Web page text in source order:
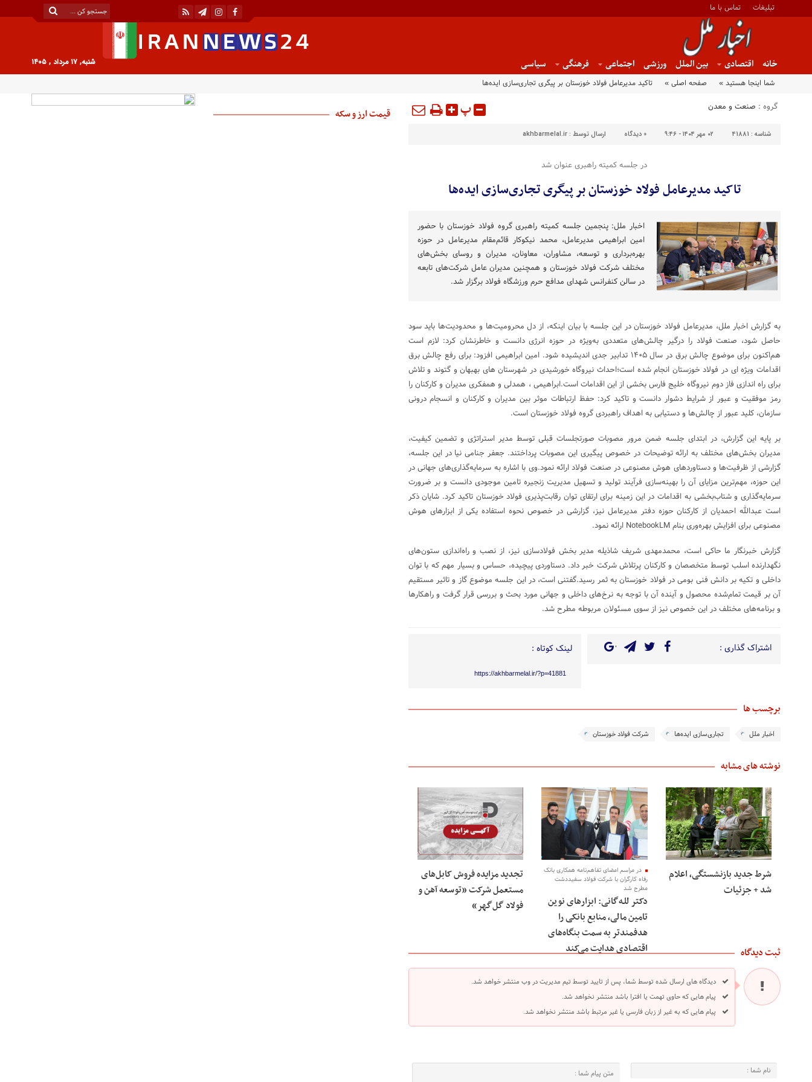
تبلیغات تماس با ما
خانه اقتصادی بین الملل ورزشی اجتماعی فرهنگی سیاسی شنبه, ۱۷ مرداد , ۱۴۰۵
شما اینجا هستید » صفحه اصلی » تاکید مدیرعامل فولاد خوزستان بر پیگری تجاری‌سازی ایده‌ها
گروه : صنعت و معدن پ
شناسه : 41881 ۰۲ مهر ۱۴۰۴ - ۹:۴۶ 0 دیدگاه ارسال توسط : akhbarmelal.ir
در جلسه کمیته راهبری عنوان شد
تاکید مدیرعامل فولاد خوزستان بر پیگری تجاری‌سازی ایده‌ها
اخبار ملل: پنجمین جلسه کمیته راهبری گروه فولاد خوزستان با حضور
امین ابراهیمی مدیرعامل، محمد نیکوکار قائم‌مقام مدیرعامل در حوزه
بهره‌برداری و توسعه، مشاوران، معاونان، مدیران و روسای بخش‌های
مختلف شرکت فولاد خوزستان و همچنین مدیران عامل شرکت‌های تابعه
در سالن کنفرانس شهدای مدافع حرم ورزشگاه فولاد برگزار شد.
به گزارش اخبار ملل، مدیرعامل فولاد خوزستان در این جلسه با بیان اینکه، از دل محرومیت‌ها و محدودیت‌ها باید سود
حاصل شود، صنعت فولاد را درگیر چالش‌های متعددی به‌ویژه در حوزه انرژی دانست و خاطرنشان کرد: لازم است
هم‌اکنون برای موضوع چالش برق در سال ۱۴۰۵ تدابیر جدی اندیشیده شود. امین ابراهیمی افزود: برای رفع چالش برق
اقدامات ویژه ای در فولاد خوزستان انجام شده است؛احداث نیروگاه خورشیدی در شهرستان های بهبهان و گتوند و تلاش
برای راه اندازی فاز دوم نیروگاه خلیج فارس بخشی از این اقدامات است.ابراهیمی ، همدلی و همفکری مدیران و کارکنان را
رمز موفقیت و عبور از شرایط دشوار دانست و تاکید کرد: حفظ ارتباطات موثر بین مدیران و کارکنان و انسجام درونی
سازمان، کلید عبور از چالش‌ها و دستیابی به اهداف راهبردی گروه فولاد خوزستان است.
بر پایه این گزارش، در ابتدای جلسه ضمن مرور مصوبات صورتجلسات قبلی توسط مدیر استراتژی و تضمین کیفیت،
مدیران بخش‌های مختلف به ارائه توضیحات در خصوص پیگیری این مصوبات پرداختند. جعفر جنامی نیا در این جلسه،
گزارشی از ظرفیت‌ها و دستاوردهای هوش مصنوعی در صنعت فولاد ارائه نمود.وی با اشاره به سرمایه‌گذاری‌های جهانی در
این حوزه، مهم‌ترین مزایای آن را بهینه‌سازی فرآیند تولید و تسهیل مدیریت زنجیره تامین موجودی دانست و بر ضرورت
سرمایه‌گذاری و شتاب‌بخشی به اقدامات در این زمینه برای ارتقای توان رقابت‌پذیری فولاد خوزستان تاکید کرد. شایان ذکر
است عبدالله احمدیان از کارکنان حوزه دفتر مدیرعامل نیز، گزارشی در خصوص نحوه استفاده یکی از ابزارهای هوش
مصنوعی برای افزایش بهره‌وری بنام NotebookLM ارائه نمود.
گزارش خبرنگار ما حاکی است، محمدمهدی شریف شاذیله مدیر بخش فولادسازی نیز، از نصب و راه‌اندازی ستون‌های
نگهدارنده اسلب توسط متخصصان و کارکنان پرتلاش شرکت خبر داد. دستاوردی پیچیده، حساس و بسیار مهم که با توان
داخلی و تکیه بر دانش فنی بومی در فولاد خوزستان به ثمر رسید.گفتنی است، در این جلسه موضوع گاز و تاثیر مستقیم
آن بر قیمت تمام‌شده محصول و آینده آن با توجه به نرخ‌های داخلی و جهانی مورد بحث و بررسی قرار گرفت و راهکارها
و برنامه‌های مختلف در این خصوص نیز از سوی مسئولان مربوطه مطرح شد.
اشتراک گذاری : لینک کوتاه :
https://akhbarmelal.ir/?p=41881
برچسب ها
اخبار ملل تجاری‌سازی ایده‌ها شرکت‌ فولاد خوزستان
نوشته های مشابه
شرط جدید بازنشستگی، اعلام
شد + جزئیات
در مراسم امضای تفاهم‌نامه همکاری بانک
رفاه کارگران با شرکت فولاد سفیددشت
مطرح شد
دکتر للـه‌گانی: ابزارهای نوین
تامین مالی، منابع بانکی را
هدفمندتر به سمت بنگاه‌های
اقتصادی هدایت می‌کند
تجدید مزایده فروش کابل‌های
مستعمل شرکت «توسعه آهن و
فولاد گل‌گهر»
ثبت دیدگاه
دیدگاه های ارسال شده توسط شما، پس از تایید توسط تیم مدیریت در وب منتشر خواهد شد.
پیام هایی که حاوی تهمت یا افترا باشد منتشر نخواهد شد.
پیام هایی که به غیر از زبان فارسی یا غیر مرتبط باشد منتشر نخواهد شد.
قیمت ارز و سکه